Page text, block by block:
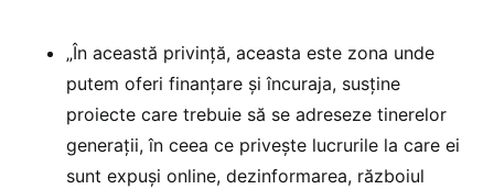
„În această privință, aceasta este zona unde
putem oferi finanțare și încuraja, susține
proiecte care trebuie să se adreseze tinerelor
generații, în ceea ce privește lucrurile la care ei
sunt expuși online, dezinformarea, războiul